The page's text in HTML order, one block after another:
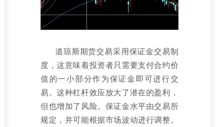
道琼斯期货交易采用保证金交易制
度，这意味着投资者只需要支付合约价
值的一小部分作为保证金即可进行交
易。这种杠杆效应放大了潜在的盈利，
但也增加了风险。保证金水平由交易所
规定，并可能根据市场波动进行调整。